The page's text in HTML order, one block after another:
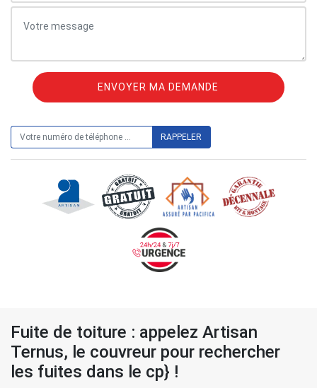
Fuite de toiture : appelez Artisan
Ternus, le couvreur pour rechercher
les fuites dans le cp} !